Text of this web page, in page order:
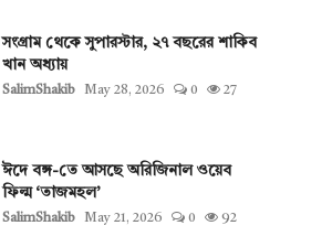
সংগ্রাম থেকে সুপারস্টার, ২৭ বছরের শাকিব
খান অধ্যায়
SalimShakib May 28, 2026 0 27
ঈদে বঙ্গ-তে আসছে অরিজিনাল ওয়েব
ফিল্ম ‘তাজমহল’
SalimShakib May 21, 2026 0 92